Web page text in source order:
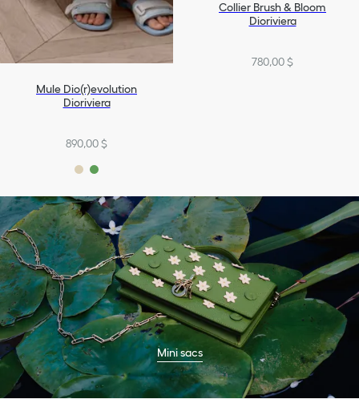
Mule Dio(r)evolution
Dioriviera
890,00 $
Collier Brush & Bloom
Dioriviera
780,00 $
Mini sacs